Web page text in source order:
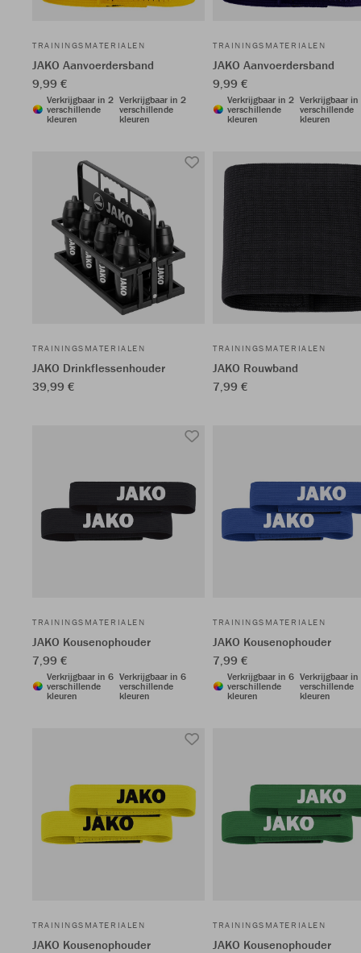
TRAININGSMATERIALEN
JAKO Aanvoerdersband
9,99 €
Verkrijgbaar in 2
verschillende
kleuren
Verkrijgbaar in 2
verschillende
kleuren
TRAININGSMATERIALEN
JAKO Aanvoerdersband
9,99 €
Verkrijgbaar in 2
verschillende
kleuren
Verkrijgbaar in
verschillende
kleuren
TRAININGSMATERIALEN
JAKO Drinkflessenhouder
39,99 €
TRAININGSMATERIALEN
JAKO Rouwband
7,99 €
TRAININGSMATERIALEN
JAKO Kousenophouder
7,99 €
Verkrijgbaar in 6
verschillende
kleuren
Verkrijgbaar in 6
verschillende
kleuren
TRAININGSMATERIALEN
JAKO Kousenophouder
7,99 €
Verkrijgbaar in 6
verschillende
kleuren
Verkrijgbaar in
verschillende
kleuren
TRAININGSMATERIALEN
JAKO Kousenophouder
TRAININGSMATERIALEN
JAKO Kousenophouder